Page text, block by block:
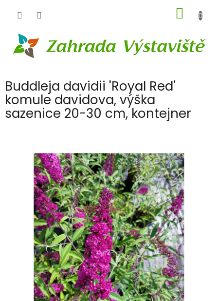
KOŠÍK
Buddleja davidii 'Royal Red'
komule davidova, výška
sazenice 20-30 cm, kontejner